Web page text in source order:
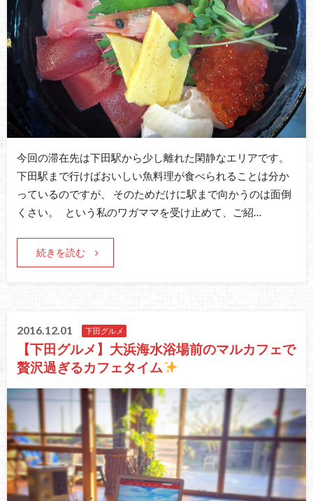
今回の滞在先は下田駅から少し離れた閑静なエリアです。
下田駅まで行けばおいしい魚料理が食べられることは分か
っているのですが、 そのためだけに駅まで向かうのは面倒
くさい。 という私のワガママを受け止めて、ご紹…
続きを読む
2016.12.01 下田グルメ
【下田グルメ】大浜海水浴場前のマルカフェで
贅沢過ぎるカフェタイム